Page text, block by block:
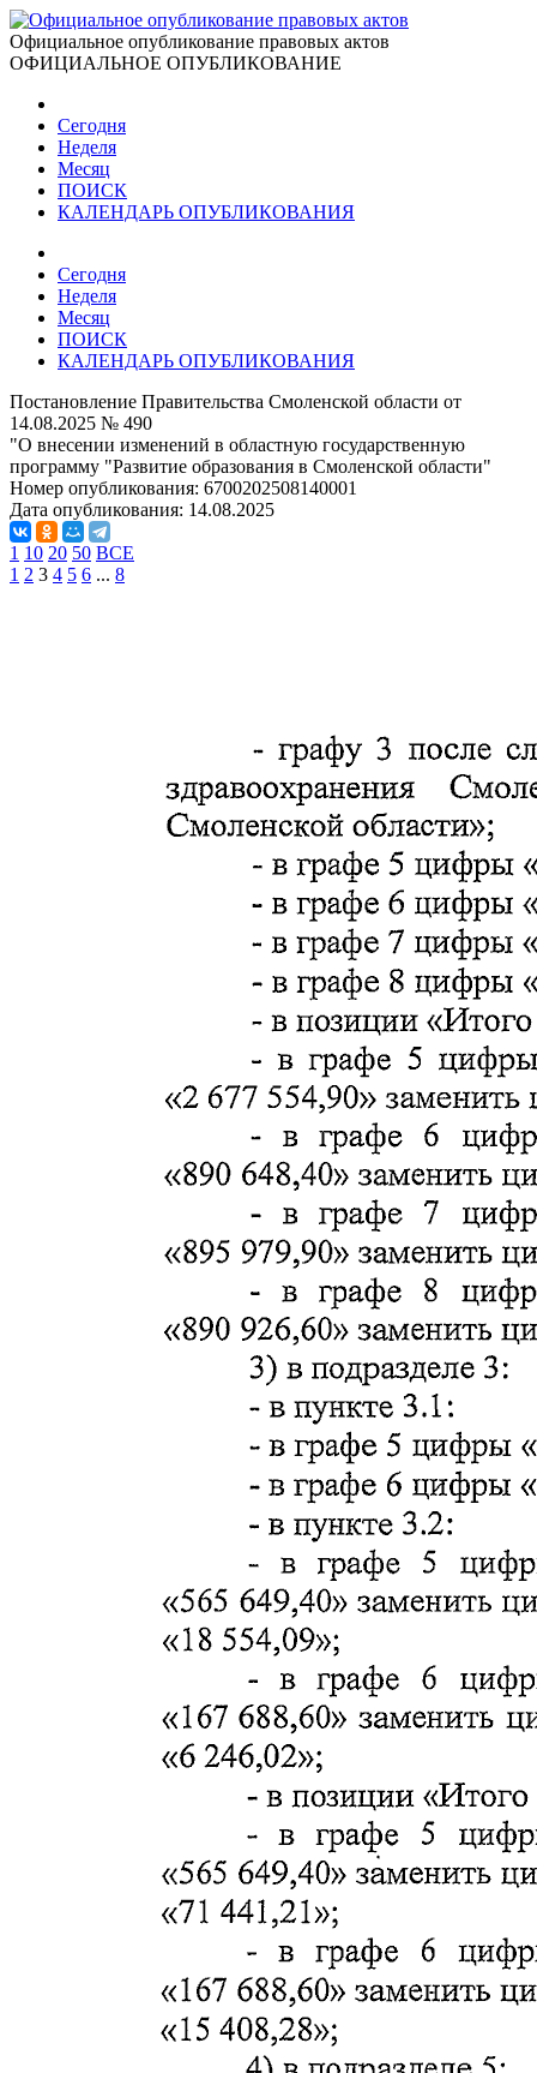
Официальное опубликование правовых актов
ОФИЦИАЛЬНОЕ ОПУБЛИКОВАНИЕ
Сегодня
Неделя
Месяц
ПОИСК
КАЛЕНДАРЬ ОПУБЛИКОВАНИЯ
Сегодня
Неделя
Месяц
ПОИСК
КАЛЕНДАРЬ ОПУБЛИКОВАНИЯ
Постановление Правительства Смоленской области от
14.08.2025 № 490
"О внесении изменений в областную государственную
программу "Развитие образования в Смоленской области"
Номер опубликования: 6700202508140001
Дата опубликования: 14.08.2025
1 10 20 50 ВСЕ
1 2 3 4 5 6 ... 8